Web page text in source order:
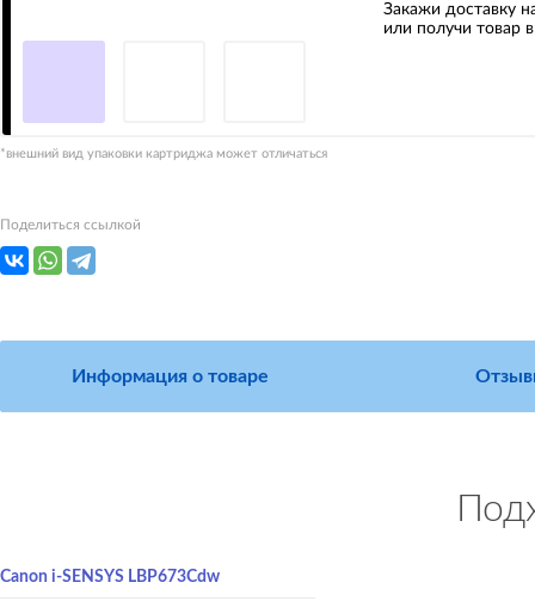
Закажи доставку
или получи товар
*внешний вид упаковки картриджа может отличаться
Поделиться ссылкой
Информация о товаре
Canon i-SENSYS LBP673Cdw